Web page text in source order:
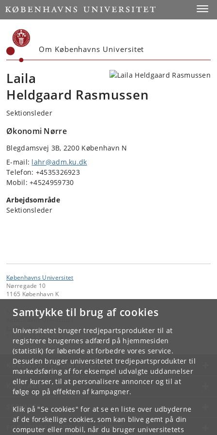
Samtykke til brug af cookies
Universitetet bruger tredjepartsprodukter til at
registrere brugernes adfærd på hjemmesiden
(statistik) for løbende at forbedre vores service.
Desuden bruger universitetet tredjepartsprodukter til
markedsføring af for eksempel udvalgte uddannelser
eller kurser, til at personalisere annoncer og til at
følge op på effekten af kampagner.
Klik på "Se cookies" for at se en liste over udbyderne
af de forskellige cookies, som kan blive gemt på din
computer eller mobil, når du bruger universitetets
Start
Om Københavns Universitet
Laila
Heldgaard Rasmussen
Sektionsleder
Økonomi Nørre
Blegdamsvej 3B, 2200 København N
E-mail: lahr@adm.ku.dk
Telefon: +4535326923
Mobil: +4524959730
Arbejdsområde
Sektionsleder
Københavns Universitet
Nørregade 10
1165 København K
Kontakt:
Københavns Universitet
@ku.dk
KØBENHAVNS UNIVERSITET
KONTAKT
SERVICES
FOR STUDERENDE OG ANSATTE